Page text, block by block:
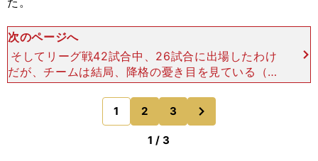
次のページへ
そしてリーグ戦42試合中、26試合に出場したわけ
だが、チームは結局、降格の憂き目を見ている（最
終節、対戦相手のフエンラブラダに大量のコロナ感
染者が出て試合が延期になった問題で、スペインサ
ッカー連盟は変
1 2 3
1 / 3